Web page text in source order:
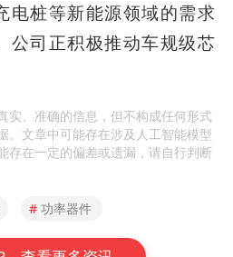
电桩等新能源领域的需求
公司正积极推动车规级芯
实、准确的信息，但不构成任何形式
。文章中可能存在涉及人工智能模型
存在一定的偏差或遗漏，请自行判断
# 功率器件